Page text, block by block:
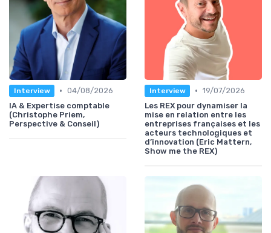
Interview • 04/08/2026
IA & Expertise comptable
(Christophe Priem,
Perspective & Conseil)
Interview • 19/07/2026
Les REX pour dynamiser la
mise en relation entre les
entreprises françaises et les
acteurs technologiques et
d’innovation (Eric Mattern,
Show me the REX)